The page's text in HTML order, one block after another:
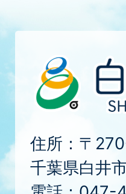
住所：〒
千葉県白井